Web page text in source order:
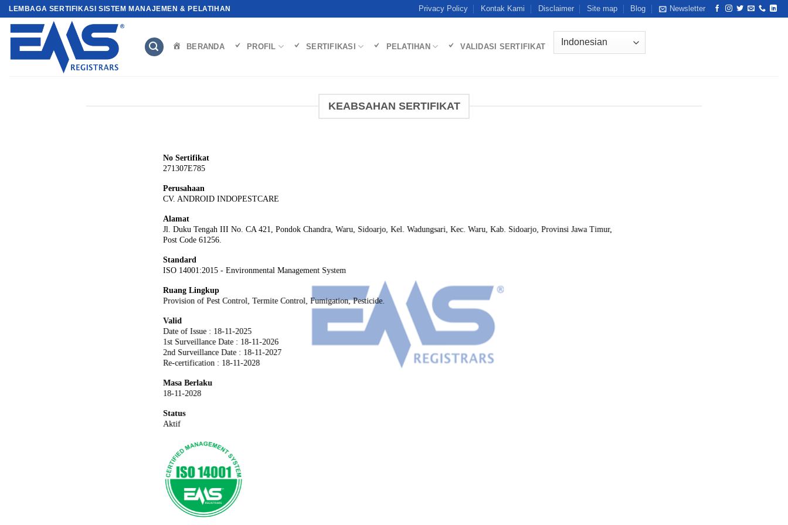
Skip
content
LEMBAGA SERTIFIKASI SISTEM MANAJEMEN & PELATIHAN Privacy Policy Kontak Kami Disclaimer Site map Blog Newsletter
BERANDA PROFIL SERTIFIKASI PELATIHAN VALIDASI SERTIFIKAT
KEABSAHAN SERTIFIKAT
No Sertifikat
271307E785
Perusahaan
CV. ANDROID INDOPESTCARE
Alamat
Jl. Duku Tengah III No. CA 421, Pondok Chandra, Waru, Sidoarjo, Kel. Wadungsari, Kec. Waru, Kab. Sidoarjo, Provinsi Jawa Timur,
Post Code 61256.
Standard
ISO 14001:2015 - Environmental Management System
Ruang Lingkup
Provision of Pest Control, Termite Control, Fumigation, Pesticide.
Valid
Date of Issue : 18-11-2025
1st Surveillance Date : 18-11-2026
2nd Surveillance Date : 18-11-2027
Re-certification : 18-11-2028
Masa Berlaku
18-11-2028
Status
Aktif